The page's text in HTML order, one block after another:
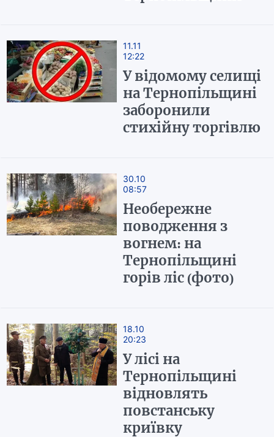
11.11
12:22
У відомому селищі
на Тернопільщині
заборонили
стихійну торгівлю
30.10
08:57
Необережне
поводження з
вогнем: на
Тернопільщині
горів ліс (фото)
18.10
20:23
У лісі на
Тернопільщині
відновлять
повстанську
криївку